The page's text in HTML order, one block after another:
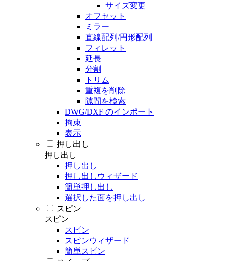
サイズ変更
オフセット
ミラー
直線配列/円形配列
フィレット
延長
分割
トリム
重複を削除
隙間を検索
DWG/DXF のインポート
拘束
表示
押し出し
押し出し
押し出し
押し出しウィザード
簡単押し出し
選択した面を押し出し
スピン
スピン
スピン
スピンウィザード
簡単スピン